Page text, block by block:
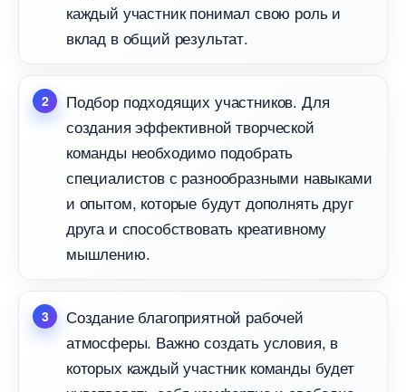
каждый участник понимал свою роль и
клад в общий результат.
Подбор подходящих участников. Для
создания эффективной творческой
команды необходимо подобрать
специалистов с разнообразными навыками
и опытом, которые будут дополнять дру
друга и способствовать креативному
мышлению.
Создание благоприятной рабочей
атмосферы. Важно создать условия,
которых каждый участник команды будет